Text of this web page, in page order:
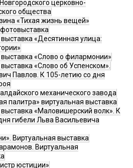
церковно-
общества
«Тихая жизнь вещей»
«Десятинная улица:
выставка «Слово о филармонии»
«Слово об Успенском».
Павлов. К 105-летию со дня
механического завода
палитра» виртуальная выставка
выставка «Маловишерский волк». К
гибели Льва Васильевича
Виртуальная выставка
Виртуальная
юстиции»